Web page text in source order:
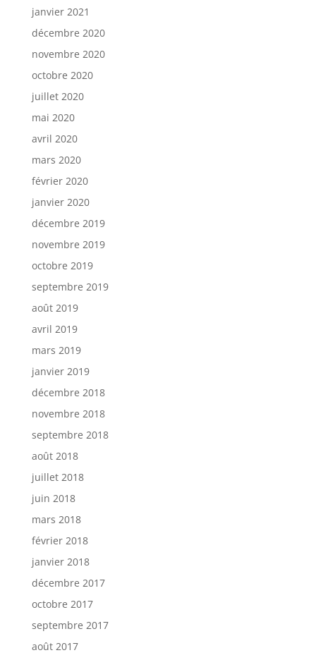
janvier 2021
décembre 2020
novembre 2020
octobre 2020
juillet 2020
mai 2020
avril 2020
mars 2020
février 2020
janvier 2020
décembre 2019
novembre 2019
octobre 2019
septembre 2019
août 2019
avril 2019
mars 2019
janvier 2019
décembre 2018
novembre 2018
septembre 2018
août 2018
juillet 2018
juin 2018
mars 2018
février 2018
janvier 2018
décembre 2017
octobre 2017
septembre 2017
août 2017